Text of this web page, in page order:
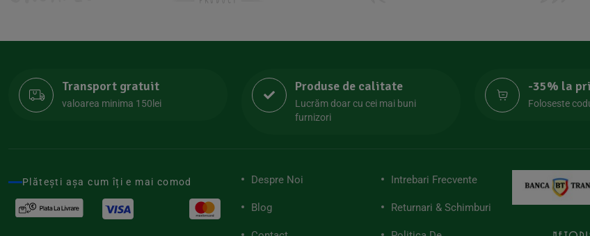
Lifefood (39)
Lipolife
(13)
Lotao
Me Luna (4)
Medihemp
(16)
Transport gratuit
valoarea minima 150lei
Produse de calitate
Lucrăm doar cu cei mai buni
furnizori
-35% la
Foloseste
Plătești așa cum îți e mai comod Despre Noi
Blog
Intrebari Frecvente
Returnari & Schimburi